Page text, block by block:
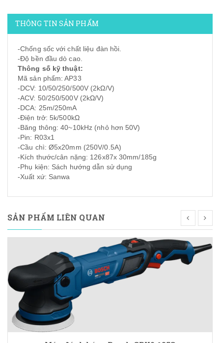
THÔNG TIN SẢN PHẨM
-Chống sốc với chất liệu đàn hồi.
-Độ bền đầu dò cao.
Thông số kỹ thuật:
Mã sản phẩm: AP33
-DCV: 10/50/250/500V (2kΩ/V)
-ACV: 50/250/500V (2kΩ/V)
-DCA: 25m/250mA
-Điện trở: 5k/500kΩ
-Băng thông: 40~10kHz (nhỏ hơn 50V)
-Pin: R03x1
-Cầu chì: Ø5x20mm (250V/0.5A)
-Kích thước/cân nặng: 126x87x 30mm/185g
-Phụ kiện: Sách hướng dẫn sử dụng
-Xuất xứ: Sanwa
SẢN PHẨM LIÊN QUAN